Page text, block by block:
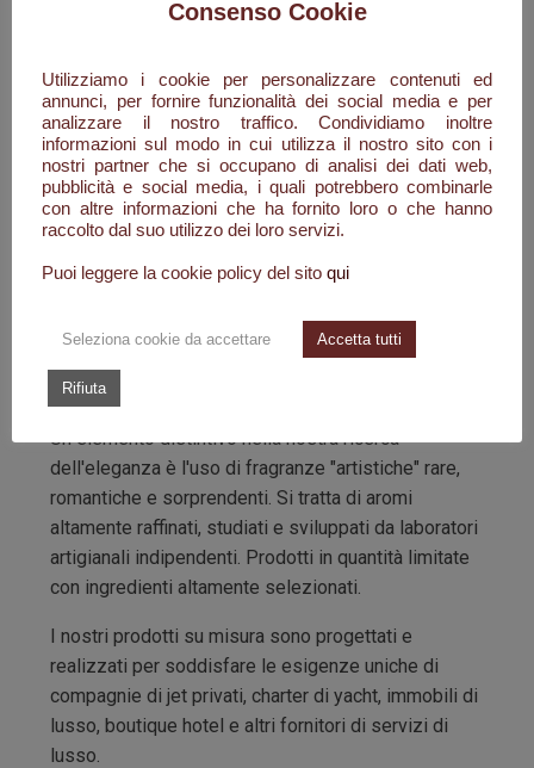
liquidi di alta qualità e lozioni idratanti di alta
ingredienti biocompatibili di origine naturale. Infatti i
prodotti FragrArt sono privi di qualsiasi materia
prima di origine animale, parabeni, olio di palma,
sodio laureth solfato, sodio lauril solfato, les,
formaldeide cessa, coloranti, pvp, mea, edta, peg e
dea.
FragrArt non è solo un prodotto, ma una gratificante
per le proprie mani.
L'ESPERIENZA OLFATTIVA
Un elemento distintivo nella nostra ricerca
dell'eleganza è l'uso di fragranze "artistiche" rare,
romantiche e sorprendenti. Si tratta di aromi
altamente raffinati, studiati e sviluppati da laboratori
artigianali indipendenti. Prodotti in quantità limitate
con ingredienti altamente selezionati.
I nostri prodotti su misura sono progettati e
realizzati per soddisfare le esigenze uniche di
compagnie di jet privati, charter di yacht, immobili di
lusso, boutique hotel e altri fornitori di servizi di
lusso.
Consenso Cookie
Utilizziamo i cookie per personalizzare contenuti ed
annunci, per fornire funzionalità dei social media e per
analizzare il nostro traffico. Condividiamo inoltre
informazioni sul modo in cui utilizza il nostro sito con i
nostri partner che si occupano di analisi dei dati web,
pubblicità e social media, i quali potrebbero combinarle
con altre informazioni che ha fornito loro o che hanno
raccolto dal suo utilizzo dei loro servizi.
Puoi leggere la cookie policy del sito qui
Seleziona cookie da accettare Accetta tutti
Rifiuta